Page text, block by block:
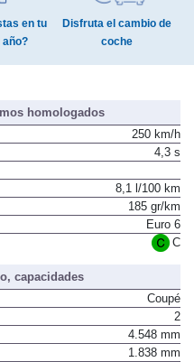
en tu
Disfruta el cambio de
coche
homologados
250 km/h
4,3 s
8,1 l/100 km
185 gr/km
Euro 6
C
capacidades
Coupé
2
4.548 mm
1.838 mm